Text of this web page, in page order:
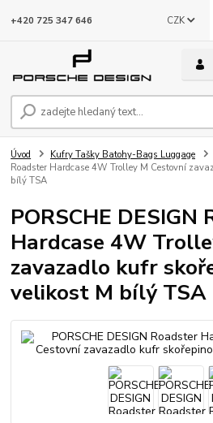
CZK
+420 725 347 646
Úvod Kufry Tašky Batohy-Bags Luggage
Roadster Hardcase 4W Trolley M Cestovní
bílý TSA
PORSCHE DESIGN
Hardcase 4W
zavazadlo kufr
velikost M bílý TSA